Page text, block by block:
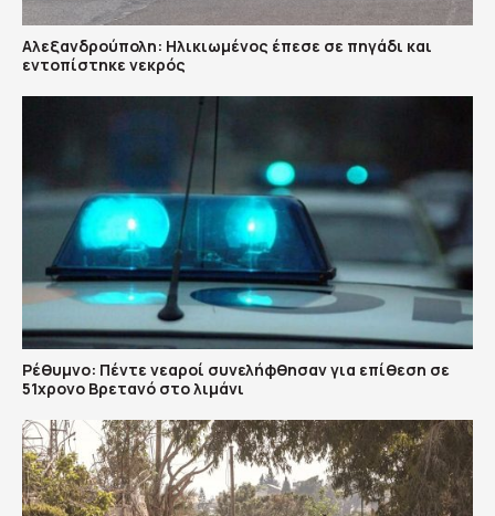
Αλεξανδρούπολη: Ηλικιωμένος έπεσε σε πηγάδι και
εντοπίστηκε νεκρός
Ρέθυμνο: Πέντε νεαροί συνελήφθησαν για επίθεση σε
51χρονο Βρετανό στο λιμάνι